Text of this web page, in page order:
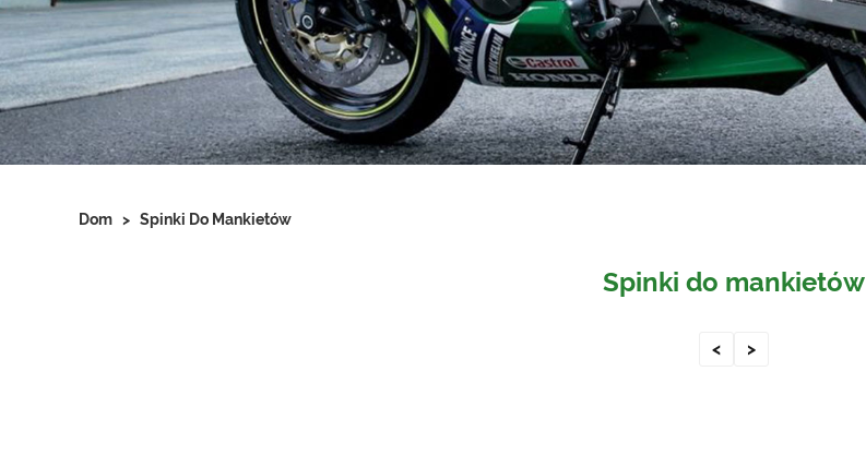
Dom > Spinki Do Mankietów
Spinki do mankietów
< >